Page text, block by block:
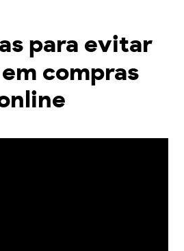
para evitar
compras